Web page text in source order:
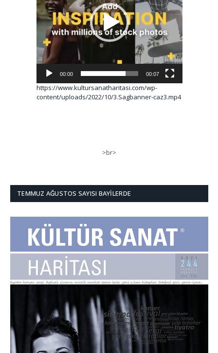
00:00 00:07
https://www.kultursanatharitasi.com/wp-
content/uploads/2022/10/3.Sagbanner-caz3.mp4
>br>
TEMMUZ AĞUSTOS SAYISI BAYILERDE